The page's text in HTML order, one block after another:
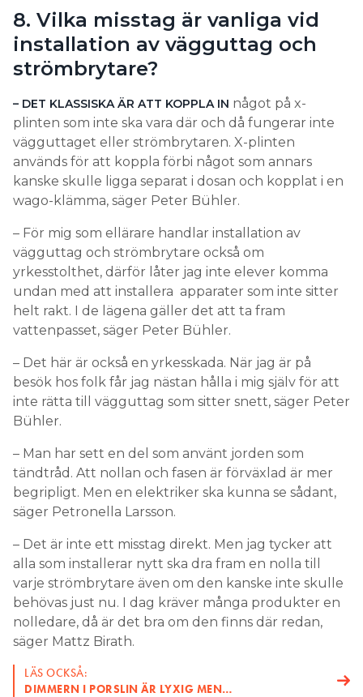
8. Vilka misstag är vanliga vid
installation av vägguttag och
strömbrytare?
– DET KLASSISKA ÄR ATT KOPPLA IN något på x-
plinten som inte ska vara där och då fungerar inte
vägguttaget eller strömbrytaren. X-plinten
används för att koppla förbi något som annars
kanske skulle ligga separat i dosan och kopplat i en
wago-klämma, säger Peter Bühler.
– För mig som ellärare handlar installation av
vägguttag och strömbrytare också om
yrkesstolthet, därför låter jag inte elever komma
undan med att installera apparater som inte sitter
helt rakt. I de lägena gäller det att ta fram
vattenpasset, säger Peter Bühler.
– Det här är också en yrkesskada. När jag är på
besök hos folk får jag nästan hålla i mig själv för att
inte rätta till vägguttag som sitter snett, säger Peter
Bühler.
– Man har sett en del som använt jorden som
tändtråd. Att nollan och fasen är förväxlad är mer
begripligt. Men en elektriker ska kunna se sådant,
säger Petronella Larsson.
– Det är inte ett misstag direkt. Men jag tycker att
alla som installerar nytt ska dra fram en nolla till
varje strömbrytare även om den kanske inte skulle
behövas just nu. I dag kräver många produkter en
nolledare, då är det bra om den finns där redan,
säger Mattz Birath.
LÄS OCKSÅ:
DIMMERN I PORSLIN ÄR LYXIG MEN…